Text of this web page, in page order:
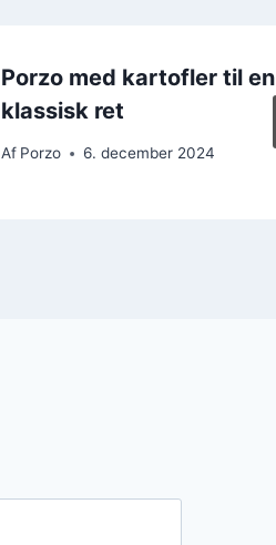
Porzo med kartofler til en
klassisk ret
Af Porzo 6. december 2024